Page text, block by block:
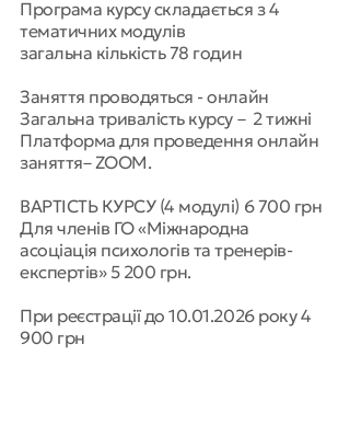
Програма курсу складається з 4
тематичних модулів
загальна кількість 78 годин
Заняття проводяться - онлайн
Загальна тривалість курсу – 2 тижні
Платформа для проведення онлайн
заняття– ZOOM.
ВАРТІСТЬ КУРСУ (4 модулі) 6 700 грн
Для членів ГО «Міжнародна
асоціація психологів та тренерів-
експертів» 5 200 грн.
При реєстрації до10.01.2026року 4
900 грн